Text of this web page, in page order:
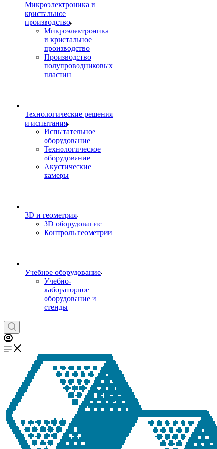
Микроэлектроника и
кристальное
производство
Микроэлектроника
и кристальное
производство
Производство
полупроводниковых
пластин
Технологические решения
и испытания
Испытательное
оборудование
Технологическое
оборудование
Акустические
камеры
3D и геометрия
3D оборудование
Контроль геометрии
Учебное оборудование
Учебно-
лабораторное
оборудование и
стенды